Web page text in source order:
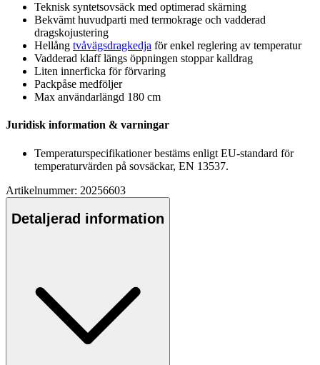
Teknisk syntetsovsäck med optimerad skärning
Bekvämt huvudparti med termokrage och vadderad
dragskojustering
Hellång tvåvägsdragkedja för enkel reglering av temperatur
Vadderad klaff längs öppningen stoppar kalldrag
Liten innerficka för förvaring
Packpåse medföljer
Max användarlängd 180 cm
Juridisk information & varningar
Temperaturspecifikationer bestäms enligt EU-standard för
temperaturvärden på sovsäckar, EN 13537.
Artikelnummer: 20256603
Detaljerad information